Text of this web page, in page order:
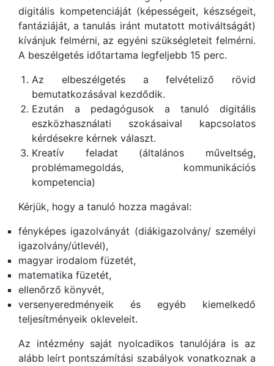
digitális kompetenciáját (képességeit, készségeit,
fantáziáját, a tanulás iránt mutatott motiváltságát)
kívánjuk felmérni, az egyéni szükségleteit felmérni.
A beszélgetés időtartama legfeljebb 15 perc.
Az elbeszélgetés a felvételiző rövid
bemutatkozásával kezdődik.
Ezután a pedagógusok a tanuló digitális
eszközhasználati szokásaival kapcsolatos
kérdésekre kérnek választ.
Kreatív feladat (általános műveltség,
problémamegoldás, kommunikációs
kompetencia)
Kérjük, hogy a tanuló hozza magával:
fényképes igazolványát (diákigazolvány/ személyi
igazolvány/útlevél),
magyar irodalom füzetét,
matematika füzetét,
ellenőrző könyvét,
versenyeredményeik és egyéb kiemelkedő
teljesítményeik okleveleit.
Az intézmény saját nyolcadikos tanulójára is az
alább leírt pontszámítási szabályok vonatkoznak a